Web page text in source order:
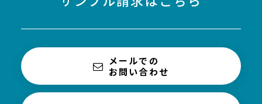
メールでの
お問い合わせ